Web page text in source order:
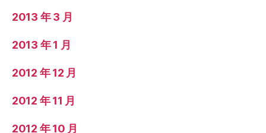
2013 年 3 月
2013 年 1 月
2012 年 12 月
2012 年 11 月
2012 年 10 月